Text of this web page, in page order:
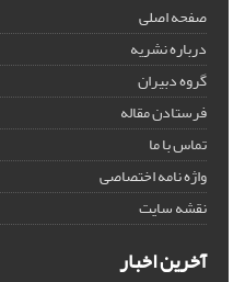
صفحه اصلی
درباره نشریه
گروه دبیران
فرستادن مقاله
تماس با ما
واژه نامه اختصاصی
نقشه سایت
آخرین اخبار